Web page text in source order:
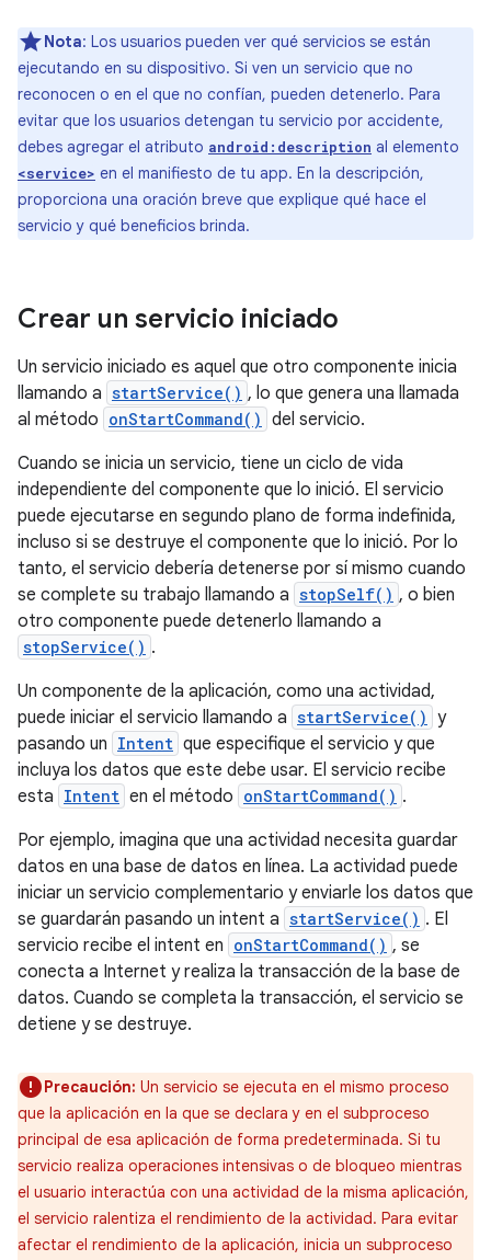
Nota: Los usuarios pueden ver qué servicios se están
ejecutando en su dispositivo. Si ven un servicio que no
reconocen o en el que no confían, pueden detenerlo. Para
evitar que los usuarios detengan tu servicio por accidente,
debes agregar el atributo android:description al elemento
<service> en el manifiesto de tu app. En la descripción,
proporciona una oración breve que explique qué hace el
servicio y qué beneficios brinda.
Crear un servicio iniciado
Un servicio iniciado es aquel que otro componente inicia
llamando a startService() , lo que genera una llamada
al método onStartCommand() del servicio.
Cuando se inicia un servicio, tiene un ciclo de vida
independiente del componente que lo inició. El servicio
puede ejecutarse en segundo plano de forma indefinida,
incluso si se destruye el componente que lo inició. Por lo
tanto, el servicio debería detenerse por sí mismo cuando
se complete su trabajo llamando a stopSelf() , o bien
otro componente puede detenerlo llamando a
stopService() .
Un componente de la aplicación, como una actividad,
puede iniciar el servicio llamando a startService() y
pasando un Intent que especifique el servicio y que
incluya los datos que este debe usar. El servicio recibe
esta Intent en el método onStartCommand() .
Por ejemplo, imagina que una actividad necesita guardar
datos en una base de datos en línea. La actividad puede
iniciar un servicio complementario y enviarle los datos que
se guardarán pasando un intent a startService() . El
servicio recibe el intent en onStartCommand() , se
conecta a Internet y realiza la transacción de la base de
datos. Cuando se completa la transacción, el servicio se
detiene y se destruye.
Precaución: Un servicio se ejecuta en el mismo proceso
que la aplicación en la que se declara y en el subproceso
principal de esa aplicación de forma predeterminada. Si tu
servicio realiza operaciones intensivas o de bloqueo mientras
el usuario interactúa con una actividad de la misma aplicación,
el servicio ralentiza el rendimiento de la actividad. Para evitar
afectar el rendimiento de la aplicación, inicia un subproceso